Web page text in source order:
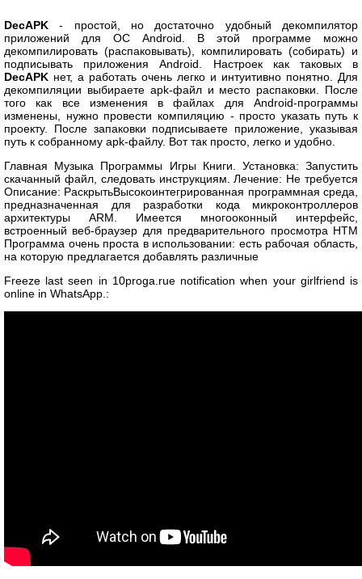
DecAPK - простой, но достаточно удобный декомпилятор
приложений для ОС Android. В этой программе можно
декомпилировать (распаковывать), компилировать (собирать) и
подписывать приложения Android. Настроек как таковых в
DecAPK нет, а работать очень легко и интуитивно понятно. Для
декомпиляции выбираете apk-файл и место распаковки. После
того как все изменения в файлах для Android-программы
изменены, нужно провести компиляцию - просто указать путь к
проекту. После запаковки подписываете приложение, указывая
путь к собранному apk-файлу. Вот так просто, легко и удобно.
Главная Музыка Программы Игры Книги. Установка: Запустить
скачанный файл, следовать инструкциям. Лечение: Не требуется
Описание: РаскрытьВысокоинтегрированная программная среда,
предназначенная для разработки кода микроконтроллеров
архитектуры ARM. Имеется многооконный интерфейс,
встроенный веб-браузер для предварительного просмотра HTM
Программа очень проста в использовании: есть рабочая область,
на которую предлагается добавлять различные
Freeze last seen in 10proga.rue notification when your girlfriend is
online in WhatsApp.: